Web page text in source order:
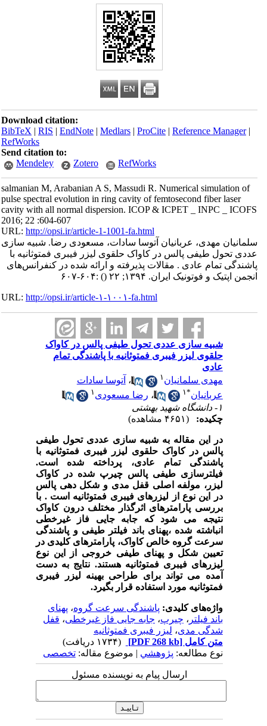
Download citation:
BibTeX|RIS|EndNote|Medlars|ProCite|Reference Manager
RefWorks
Send citation to:
Mendeley
Zotero RefWorks
salmanian M, Arabanian A S, Massudi R. Numerical simulation of
pulse spectral evolution in ring cavity of femtosecond fiber laser
cavity with all normal dispersion. ICOP & ICPET _ INPC _ ICOFS
2016; 22 :604-607
URL:http://opsi.ir/article-1-1001-fa.html
سلمانیان مهدی، عربانیان آتوسا سادات، مسعودی رضا. شبیه سازی
عددی تحول طیفی پالس در کاواک حلقوی لیزر فیبری فمتوثانیه با
پاشندگی تمام عادی . مقالات پذیرفته و ارائه شده در کنفرانس‌های
انجمن اپتیک و فوتونیک ایران. ۱۳۹۴; ۲۲
() :۶۰۴-۶۰۷
URL:http://opsi.ir/article-۱-۱۰۰۱-fa.html
شبیه سازی عددی تحول طیفی پالس در کاواک
حلقوی لیزر فیبری فمتوثانیه با پاشندگی تمام
عادی
مهدی سلمانیان ۱ ،آتوسا سادات
عربانیان * ۱ ،رضا مسعودی
چکیده:
در این مقاله به شبیه سازی عددی تحول طیفی
پالس در کاواک حلقوی لیزر فیبری فمتوثانیه با
پاشندگی تمام عادی، پرداخته شده است.
فیلترسازی طیفی پالس چیرپ شده در کاواک
لیزر، مولفه اصلی قفل مدی و شکل دهی پالس
در این نوع از لیزرهای فیبری فمتوثانیه است . با
بررسی پارامترهای اثرگذار مختلف درون کاواک
نتیجه می شود که جابه جایی فاز غیرخطی
انباشته شده ،پهنای باند فیلتر طیفی و پاشندگی
سرعت گروه خالص کاواک، پارامترهای کلیدی در
تعیین شکل و پهنای طیفی خروجی از این نوع
لیزرهای فیبری فمتوثانیه هستند. نتایج به دست
آمده می تواند برای طراحی بهینه لیزر فیبری
فمتوثانیه مورد استفاده قرار بگیرد.
واژه‌های کلیدی:پاشندگی سرعت گروه،پهنای
باند فیلتر، چیرپ،جابه جایی فاز غیرخطی،قفل
شدگی مدی،لیزر فیبری فمتوثانیه
متن کامل[PDF 268 kb]
نوع مطالعه:پژوهشي| موضوع مقاله:تخصصی
ارسال پیام به نویسنده مسئول